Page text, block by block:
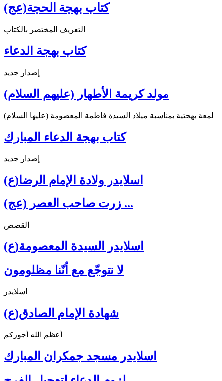
كتاب بهجة الحجة(عج)
التعريف المختصر بالكتاب
كتاب بهجة الدعاء
إصدار جديد
مولد كريمة الأطهار (عليهم السلام)
لمعة بهجتية بمناسبة ميلاد السيدة فاطمة المعصومة (عليها السلام)
كتاب بهجة الدعاء المبارك
إصدار جديد
اسلايدر ولادة الإمام الرضا(ع)
زرت صاحب العصر (عج) ...
القصص
اسلايدر السيدة المعصومة(ع)
لا نتوجّع مع أنّنا مظلومون
اسلايدر
شهادة الإمام الصادق(ع)
أعظم الله أجوركم
اسلايدر مسجد جمكران المبارك